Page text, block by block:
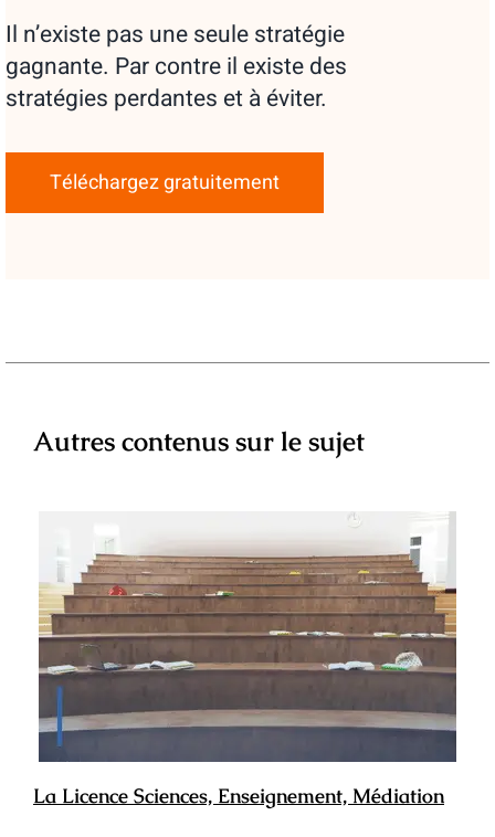
Il n’existe pas une seule stratégie
gagnante. Par contre il existe des
stratégies perdantes et à éviter.
Téléchargez gratuitement
Autres contenus sur le sujet
La Licence Sciences, Enseignement, Médiation